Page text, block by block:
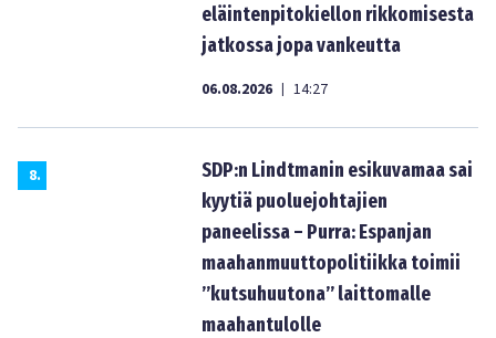
eläintenpitokiellon rikkomisesta
jatkossa jopa vankeutta
06.08.2026 | 14:27
8.
SDP:n Lindtmanin esikuvamaa sai
kyytiä puoluejohtajien
paneelissa – Purra: Espanjan
maahanmuuttopolitiikka toimii
”kutsuhuutona” laittomalle
maahantulolle